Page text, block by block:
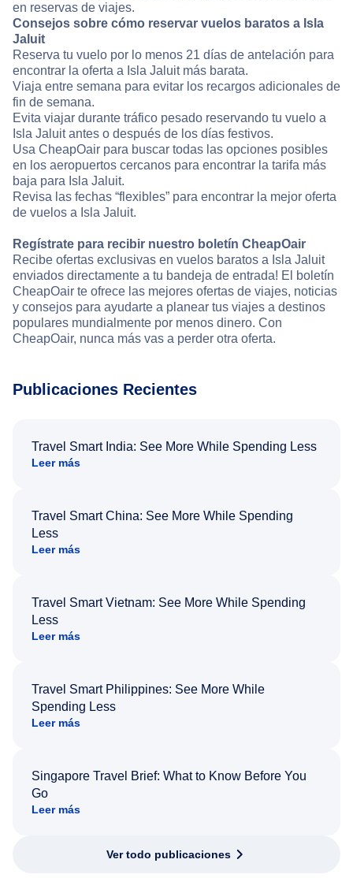
en reservas de viajes.
Consejos sobre cómo reservar vuelos baratos a Isla
Jaluit
Reserva tu vuelo por lo menos 21 días de antelación para
encontrar la oferta a Isla Jaluit más barata.
Viaja entre semana para evitar los recargos adicionales de
fin de semana.
Evita viajar durante tráfico pesado reservando tu vuelo a
Isla Jaluit antes o después de los días festivos.
Usa CheapOair para buscar todas las opciones posibles
en los aeropuertos cercanos para encontrar la tarifa más
baja para Isla Jaluit.
Revisa las fechas “flexibles” para encontrar la mejor oferta
de vuelos a Isla Jaluit.
Regístrate para recibir nuestro boletín CheapOair
Recibe ofertas exclusivas en vuelos baratos a Isla Jaluit
enviados directamente a tu bandeja de entrada! El boletín
CheapOair te ofrece las mejores ofertas de viajes, noticias
y consejos para ayudarte a planear tus viajes a destinos
populares mundialmente por menos dinero. Con
CheapOair, nunca más vas a perder otra oferta.
Publicaciones Recientes
Travel Smart India: See More While Spending Less
Leer más
Travel Smart China: See More While Spending
Less
Leer más
Travel Smart Vietnam: See More While Spending
Less
Leer más
Travel Smart Philippines: See More While
Spending Less
Leer más
Singapore Travel Brief: What to Know Before You
Go
Leer más
Ver todo publicaciones